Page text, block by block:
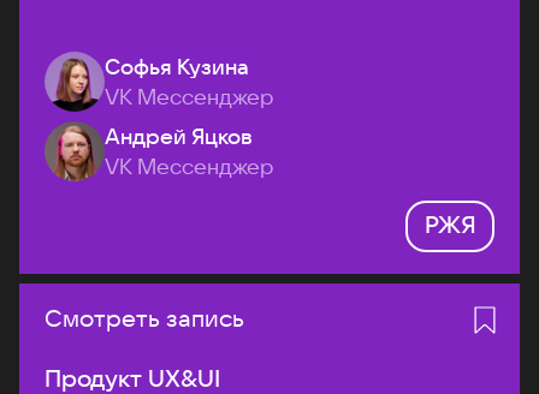
Софья Кузина
VK Мессенджер
Андрей Яцков
VK Мессенджер
РЖЯ
Смотреть запись
Продукт UX&UI